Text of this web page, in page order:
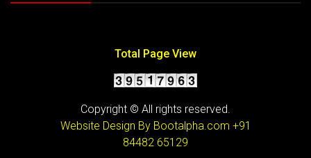
Total Page View
Copyright © All rights reserved.
Website Design By Bootalpha.com +91
84482 65129